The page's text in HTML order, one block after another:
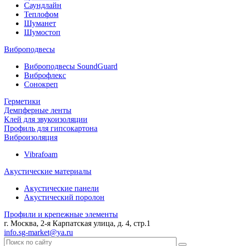
Саундлайн
Теплофом
Шуманет
Шумостоп
Виброподвесы
Виброподвесы SoundGuard
Виброфлекс
Сонокреп
Герметики
Демпферные ленты
Клей для звукоизоляции
Профиль для гипсокартона
Виброизоляция
Vibrafoam
Акустические материалы
Акустические панели
Акустический поролон
Профили и крепежные элементы
г. Москва, 2-я Карпатская улица, д. 4, стр.1
info.sg-market@ya.ru